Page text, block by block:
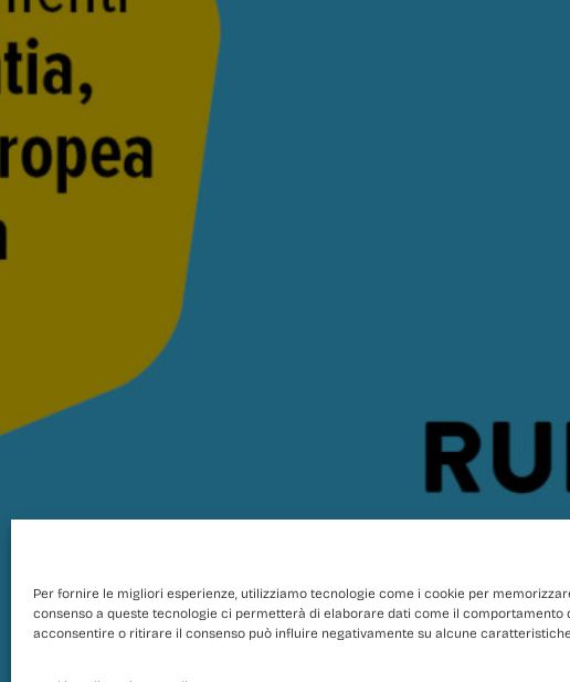
Per fornire le migliori esperienze, utilizziamo tecnologie come i cookie per
consenso a queste tecnologie ci permetterà di elaborare dati come il comportamento
acconsentire o ritirare il consenso può influire negativamente su alcune